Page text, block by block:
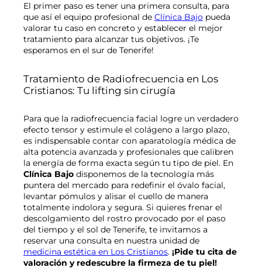
El primer paso es tener una primera consulta, para
que así el equipo profesional de Clínica Bajo pueda
valorar tu caso en concreto y establecer el mejor
tratamiento para alcanzar tus objetivos. ¡Te
esperamos en el sur de Tenerife!
Tratamiento de Radiofrecuencia en Los
Cristianos: Tu lifting sin cirugía
Para que la radiofrecuencia facial logre un verdadero
efecto tensor y estimule el colágeno a largo plazo,
es indispensable contar con aparatología médica de
alta potencia avanzada y profesionales que calibren
la energía de forma exacta según tu tipo de piel. En
Clínica Bajo disponemos de la tecnología más
puntera del mercado para redefinir el óvalo facial,
levantar pómulos y alisar el cuello de manera
totalmente indolora y segura. Si quieres frenar el
descolgamiento del rostro provocado por el paso
del tiempo y el sol de Tenerife, te invitamos a
reservar una consulta en nuestra unidad de
medicina estética en Los Cristianos. ¡Pide tu cita de
valoración y redescubre la firmeza de tu piel!